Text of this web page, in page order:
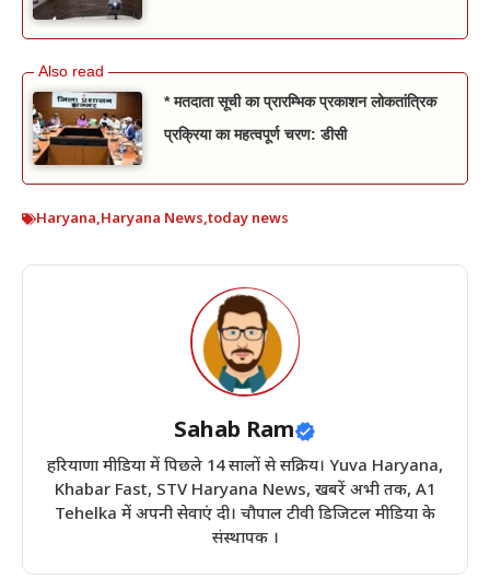
* मतदाता सूची का प्रारम्भिक प्रकाशन लोकतांत्रिक
प्रक्रिया का महत्वपूर्ण चरण: डीसी
Haryana,Haryana News,today news
Sahab Ram
हरियाणा मीडिया में पिछले 14 सालों से सक्रिय। Yuva Haryana,
Khabar Fast, STV Haryana News, खबरें अभी तक, A1
Tehelka में अपनी सेवाएं दी। चौपाल टीवी डिजिटल मीडिया के
संस्थापक ।